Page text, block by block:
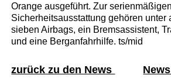
Orange ausgeführt. Zur serienmäßigen
Sicherheitsausstattung gehören unter
sieben Airbags, ein Bremsassistent,
und eine Berganfahrhilfe. ts/mid
zurück zu den News